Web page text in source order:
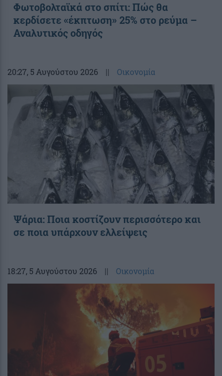
Φωτοβολταϊκά στο σπίτι: Πώς θα
κερδίσετε «έκπτωση» 25% στο ρεύμα –
Αναλυτικός οδηγός
20:27, 5 Αυγούστου 2026 || Οικονομία
Ψάρια: Ποια κοστίζουν περισσότερο και
σε ποια υπάρχουν ελλείψεις
18:27, 5 Αυγούστου 2026 || Οικονομία